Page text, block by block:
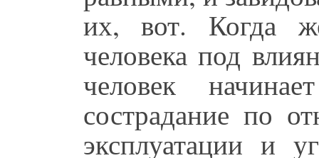
их, вот. Когда
человека под
человек
сострадание по
эксплуатации и